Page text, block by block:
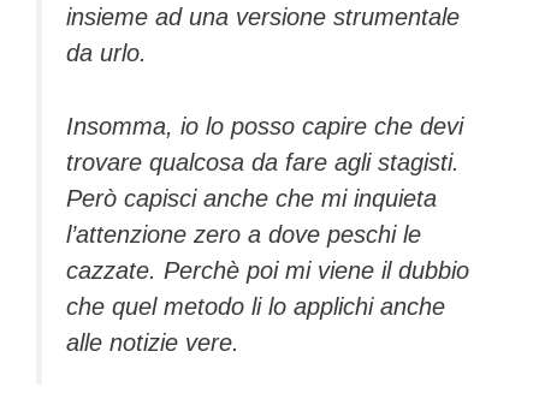
insieme ad una versione strumentale
da urlo.
Insomma, io lo posso capire che devi
trovare qualcosa da fare agli stagisti.
Però capisci anche che mi inquieta
l’attenzione zero a dove peschi le
cazzate. Perchè poi mi viene il dubbio
che quel metodo li lo applichi anche
alle notizie vere.